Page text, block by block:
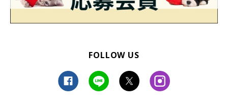
ンナップで、成猫期における日々の健康をサポート。使いやすい
のもうれしい。
FOLLOW US